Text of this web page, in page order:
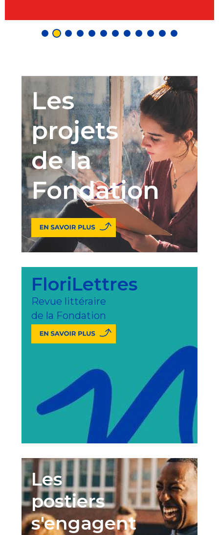
Les
projets
de la
Fondation
FloriLettres
Revue littéraire
de la Fondation
Les
postiers
s'engagent